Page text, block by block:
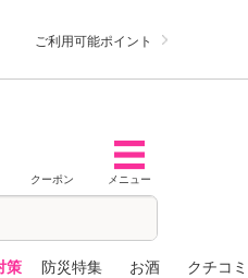
ご利用可能ポイント
クーポン メニュー
策 防災特集 お酒 クチコ